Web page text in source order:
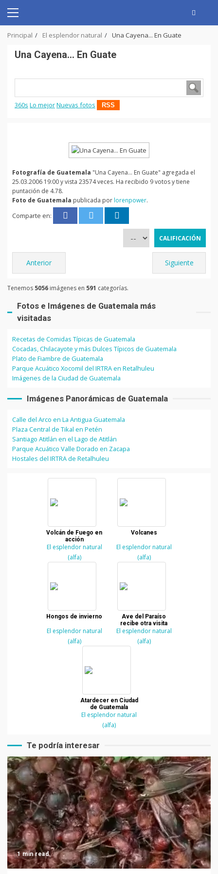
content
Primary
Principal El esplendor natural Una Cayena... En Guate
Una Cayena... En Guate
360s Lo mejorNuevas fotos RSS
Fotografía de Guatemala "Una Cayena... En Guate" agregada el
25.03.2006 19:00 y vista 23574 veces. Ha recibido 9 votos y tiene
puntación de 4.78.
Foto de Guatemala publicada porlorenpower.
Comparte en:
Anterior Siguiente
Tenemos 5056 imágenes en 591 categorías.
Fotos e Imágenes de Guatemala más
visitadas
Recetas de Comidas Típicas de Guatemala
Cocadas, Chilacayote y más Dulces Típicos de Guatemala
Plato de Fiambre de Guatemala
Parque Acuático Xocomil del IRTRA en Retalhuleu
Imágenes de la Ciudad de Guatemala
Imágenes Panorámicas de Guatemala
Calle del Arco en La Antigua Guatemala
Plaza Central de Tikal en Petén
Santiago Atitlán en el Lago de Atitlán
Parque Acuático Valle Dorado en Zacapa
Hostales del IRTRA de Retalhuleu
Volcán de Fuego en
acción
El esplendor natural
(alfa)
Volcanes
El esplendor natural
(alfa)
Hongos de invierno
El esplendor natural
(alfa)
Ave del Paraíso
recibe otra visita
El esplendor natural
(alfa)
Atardecer en Ciudad
de Guatemala
El esplendor natural
(alfa)
Te podría interesar
1 min read